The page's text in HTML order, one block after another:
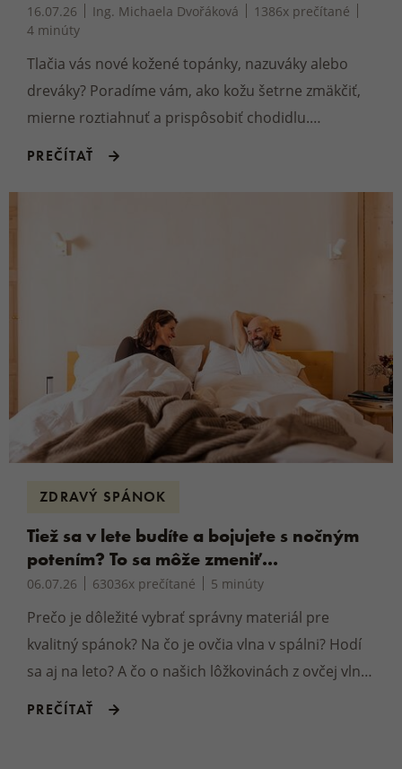
16.07.26 Ing. Michaela Dvořáková
1386x prečítané
4 minúty
Tlačia vás nové kožené topánky, nazuváky alebo
dreváky? Poradíme vám, ako kožu šetrne zmäkčiť,
mierne roztiahnuť a prispôsobiť chodidlu.
Vyskúšajte tipy, vďaka ktorým bude nová obuv
PREČÍTAŤ
ZDRAVÝ SPÁNOK
Tiež sa v lete budíte a bojujete s nočným
potením? To sa môže zmeniť...
06.07.26 63036x prečítané 5 minúty
Prečo je dôležité vybrať správny materiál pre
kvalitný spánok? Na čo je ovčia vlna v spálni? Hodí
sa aj na leto? A čo o našich lôžkovinách z ovčej vlny
hovoria zákazníci? To všetko sa dozviete v našom
PREČÍTAŤ